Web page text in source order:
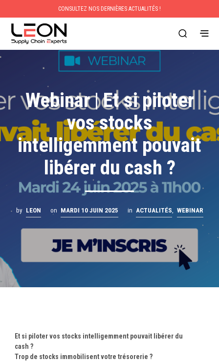
CONSULTEZ NOS DERNIÈRES ACTUALITÉS !
Webinar | Et si piloter
vos stocks
intelligemment pouvait
libérer du cash ?
by LEON on MARDI 10 JUIN 2025 in ACTUALITÉS WEBINAR
Et si piloter vos stocks intelligemment pouvait libérer du
cash ?
Trop de stocks immobilisent votre trésorerie ?